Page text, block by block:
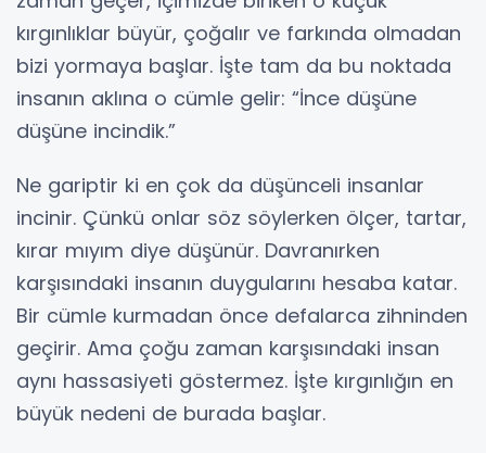
kırgınlıklar büyür, çoğalır ve farkında olmadan
bizi yormaya başlar. İşte tam da bu noktada
insanın aklına o cümle gelir: “İnce düşüne
düşüne incindik.”
Ne gariptir ki en çok da düşünceli insanlar
incinir. Çünkü onlar söz söylerken ölçer, tartar,
kırar mıyım diye düşünür. Davranırken
karşısındaki insanın duygularını hesaba katar.
Bir cümle kurmadan önce defalarca zihninden
geçirir. Ama çoğu zaman karşısındaki insan
aynı hassasiyeti göstermez. İşte kırgınlığın en
büyük nedeni de burada başlar.